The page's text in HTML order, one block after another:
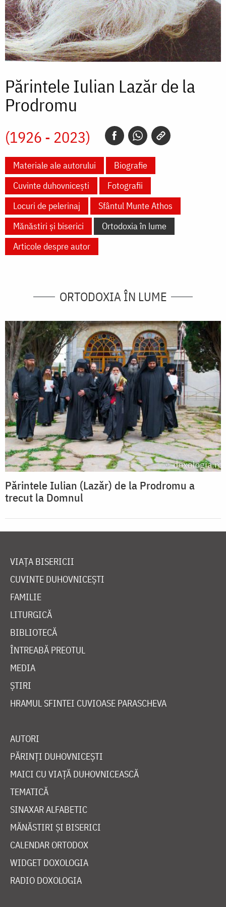
Părintele Iulian Lazăr de la
Prodromu
(1926 - 2023)
Materiale ale autorului
Biografie
Cuvinte duhovnicești
Fotografii
Locuri de pelerinaj
Sfântul Munte Athos
Mănăstiri și biserici
Ortodoxia în lume
Articole despre autor
ORTODOXIA ÎN LUME
Părintele Iulian (Lazăr) de la Prodromu a
trecut la Domnul
VIAȚA BISERICII
CUVINTE DUHOVNICEȘTI
FAMILIE
LITURGICĂ
BIBLIOTECĂ
ÎNTREABĂ PREOTUL
MEDIA
ȘTIRI
HRAMUL SFINTEI CUVIOASE PARASCHEVA
AUTORI
PĂRINȚI DUHOVNICEȘTI
MAICI CU VIAȚĂ DUHOVNICEASCĂ
TEMATICĂ
SINAXAR ALFABETIC
MĂNĂSTIRI ȘI BISERICI
CALENDAR ORTODOX
WIDGET DOXOLOGIA
RADIO DOXOLOGIA